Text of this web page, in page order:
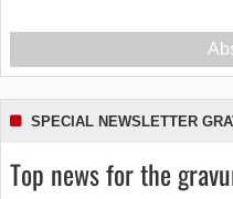
SPECIAL NEWSLETTER
Top news for the